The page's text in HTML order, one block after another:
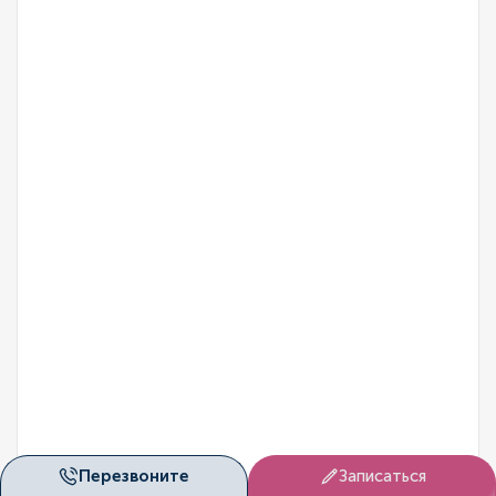
Перезвоните Записаться